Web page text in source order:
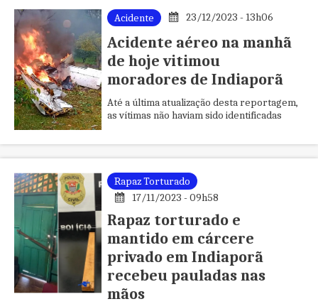
Acidente 23/12/2023 - 13h06
Acidente aéreo na manhã
de hoje vitimou
moradores de Indiaporã
Até a última atualização desta reportagem,
as vítimas não haviam sido identificadas
Rapaz Torturado
17/11/2023 - 09h58
Rapaz torturado e
mantido em cárcere
privado em Indiaporã
recebeu pauladas nas
mãos